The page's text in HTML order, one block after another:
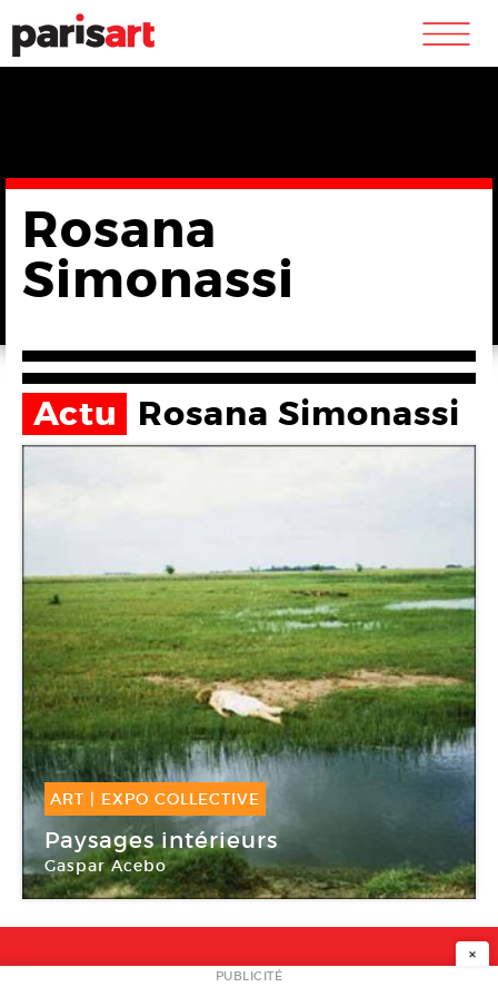
m
Rosana
Simonassi
Actu Rosana Simonassi
ART | EXPO COLLECTIVE
05 Fév -01 Mar 2008
Paysages intérieurs
Gaspar Acebo
Galerie Plume
×
PUBLICITÉ